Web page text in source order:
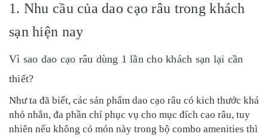
1. Nhu cầu của dao cạo râu trong khách
sạn hiện nay
Vì sao dao cạo râu dùng 1 lần cho khách sạn lại cần
thiết?
Như ta đã biết, các sản phẩm dao cạo râu có kich thước khá
nhỏ nhắn, đa phần chỉ phục vụ cho mục đích cao râu, tuy
nhiên nếu không có món này trong bộ combo amenities thì